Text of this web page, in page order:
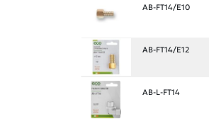
AB-FT14/E10
AB-FT14/E12
AB-L-FT14